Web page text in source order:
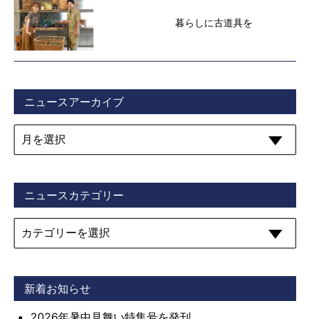
暮らしに古道具を
ニュースアーカイブ
ニュースカテゴリー
新着お知らせ